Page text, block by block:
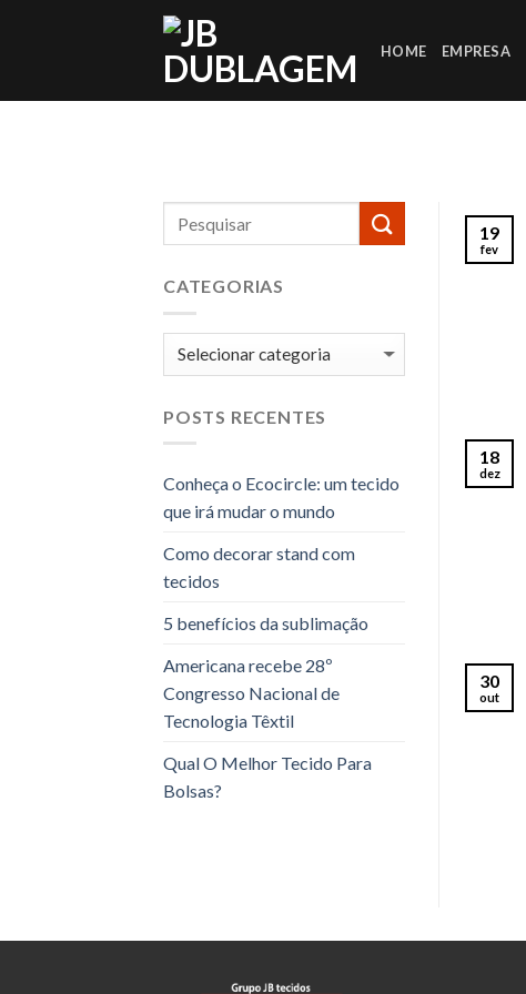
HOME EMPRESA
CATEGORIAS
Categorias
POSTS RECENTES
Conheça o Ecocircle: um tecido
que irá mudar o mundo
Como decorar stand com
tecidos
5 benefícios da sublimação
Americana recebe 28º
Congresso Nacional de
Tecnologia Têxtil
Qual O Melhor Tecido Para
Bolsas?
19
fev
18
dez
30
out